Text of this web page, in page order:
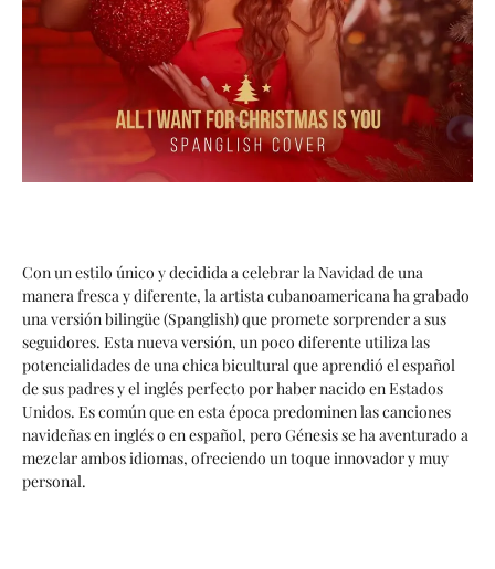
Con un estilo único y decidida a celebrar la Navidad de una
manera fresca y diferente, la artista cubanoamericana ha grabado
una versión bilingüe (Spanglish) que promete sorprender a sus
seguidores. Esta nueva versión, un poco diferente utiliza las
potencialidades de una chica bicultural que aprendió el español
de sus padres y el inglés perfecto por haber nacido en Estados
Unidos. Es común que en esta época predominen las canciones
navideñas en inglés o en español, pero Génesis se ha aventurado a
mezclar ambos idiomas, ofreciendo un toque innovador y muy
personal.